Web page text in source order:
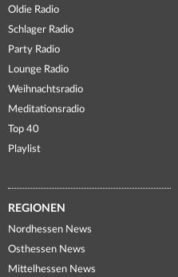
Oldie Radio
Schlager Radio
Party Radio
Lounge Radio
Weihnachtsradio
Meditationsradio
Top 40
Playlist
REGIONEN
Nordhessen News
Osthessen News
Mittelhessen News